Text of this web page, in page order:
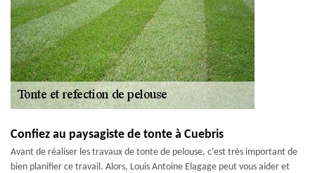
Confiez au paysagiste de tonte à Cuebris
Avant de réaliser les travaux de tonte de pelouse, c’est très important de
bien planifier ce travail. Alors, Louis Antoine Elagage peut vous aider et